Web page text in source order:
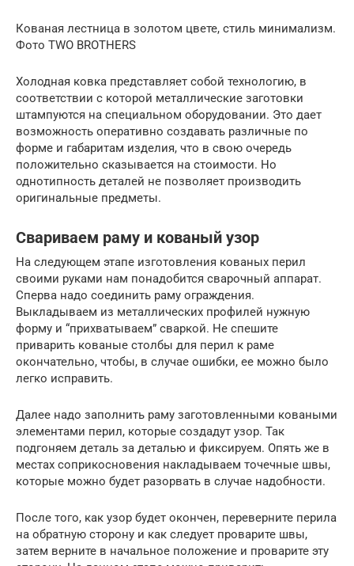
Кованая лестница в золотом цвете, стиль минимализм.
Фото TWO BROTHERS
Холодная ковка представляет собой технологию, в
соответствии с которой металлические заготовки
штампуются на специальном оборудовании. Это дает
возможность оперативно создавать различные по
форме и габаритам изделия, что в свою очередь
положительно сказывается на стоимости. Но
однотипность деталей не позволяет производить
оригинальные предметы.
Свариваем раму и кованый узор
На следующем этапе изготовления кованых перил
своими руками нам понадобится сварочный аппарат.
Сперва надо соединить раму ограждения.
Выкладываем из металлических профилей нужную
форму и “прихватываем” сваркой. Не спешите
приварить кованые столбы для перил к раме
окончательно, чтобы, в случае ошибки, ее можно было
легко исправить.
Далее надо заполнить раму заготовленными коваными
элементами перил, которые создадут узор. Так
подгоняем деталь за деталью и фиксируем. Опять же в
местах соприкосновения накладываем точечные швы,
которые можно будет разорвать в случае надобности.
После того, как узор будет окончен, переверните перила
на обратную сторону и как следует проварите швы,
затем верните в начальное положение и проварите эту